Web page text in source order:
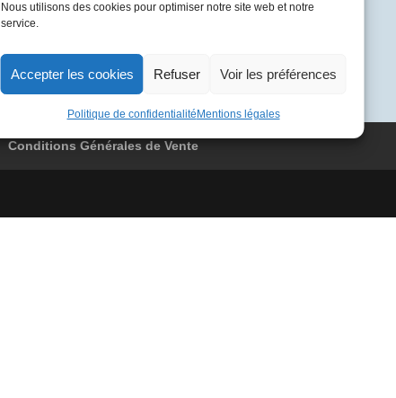
Nous utilisons des cookies pour optimiser notre site web et notre
service.
Accepter les cookies Refuser Voir les préférences
Politique de confidentialité Mentions légales
11-
017
Singapour
Catégorie :Non classé
Conditions Générales de Vente